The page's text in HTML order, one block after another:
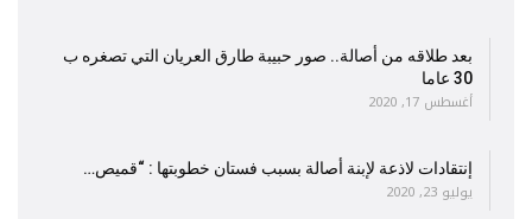
بعد طلاقه من أصالة.. صور حبيبة طارق العريان التي تصغره ب
30 عاما
أغسطس 17, 2020
إنتقادات لاذعة لإبنة أصالة بسبب فستان خطوبتها : “قميص…
يوليو 23, 2020